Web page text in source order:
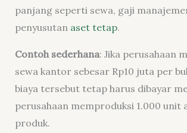
panjang seperti sewa, gaji
penyusutan aset tetap.
Contoh sederhana: Jika perusahaan
sewa kantor sebesar Rp10 juta per
biaya tersebut tetap harus dibayar
perusahaan memproduksi 1.000 unit
produk.